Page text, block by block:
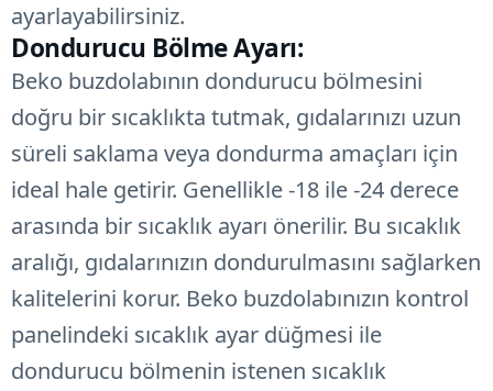
ayarlayabilirsiniz.
Dondurucu Bölme Ayarı:
Beko buzdolabının dondurucu bölmesini
doğru bir sıcaklıkta tutmak, gıdalarınızı uzun
süreli saklama veya dondurma amaçları için
ideal hale getirir. Genellikle -18 ile -24 derece
arasında bir sıcaklık ayarı önerilir. Bu sıcaklık
aralığı, gıdalarınızın dondurulmasını sağlarken
kalitelerini korur. Beko buzdolabınızın kontrol
panelindeki sıcaklık ayar düğmesi ile
dondurucu bölmenin istenen sıcaklık